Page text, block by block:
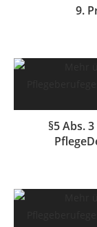
9.
§5 Abs.